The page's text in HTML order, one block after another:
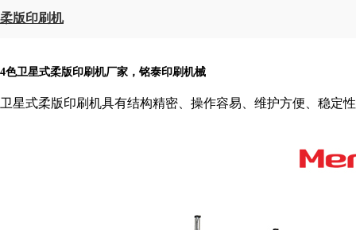
柔版印刷机
4色卫星式柔版印刷机厂家，铭泰印刷机械
卫星式柔版印刷机具有结构精密、操作容易、维护方便、稳定